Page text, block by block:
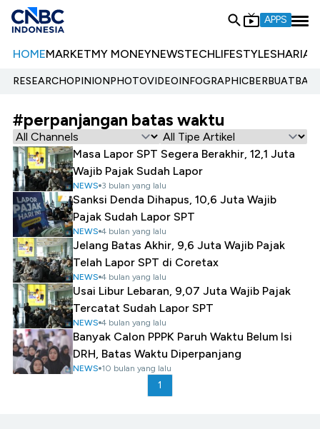
APPS
HOMEMARKETMY MONEYNEWSTECHLIFESTYLESHARIA
RESEARCHOPINIONPHOTOVIDEOINFOGRAPHIC
#perpanjangan batas waktu
Masa Lapor SPT Segera Berakhir, 12,1 Juta
Wajib Pajak Sudah Lapor
NEWS 3 bulan yang lalu
Sanksi Denda Dihapus, 10,6 Juta Wajib
Pajak Sudah Lapor SPT
NEWS 4 bulan yang lalu
Jelang Batas Akhir, 9,6 Juta Wajib Pajak
Telah Lapor SPT di Coretax
NEWS 4 bulan yang lalu
Usai Libur Lebaran, 9,07 Juta Wajib Pajak
Tercatat Sudah Lapor SPT
NEWS 4 bulan yang lalu
Banyak Calon PPPK Paruh Waktu Belum Isi
DRH, Batas Waktu Diperpanjang
NEWS 10 bulan yang lalu
1